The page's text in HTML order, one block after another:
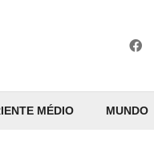
MÉDIO MUNDO